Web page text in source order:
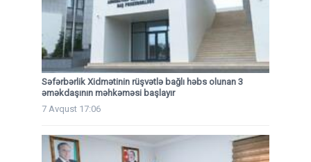
Səfərbərlik Xidmətinin rüşvətlə bağlı həbs olunan 3
əməkdaşının məhkəməsi başlayır
7 Avqust 17:06